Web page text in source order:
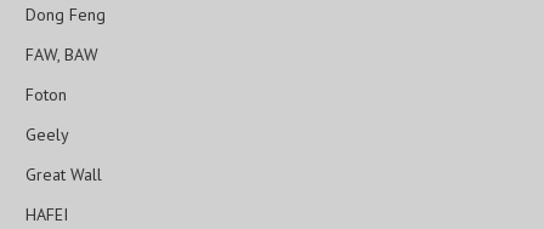
Dong Feng
FAW, BAW
Foton
Geely
Great Wall
HAFEI